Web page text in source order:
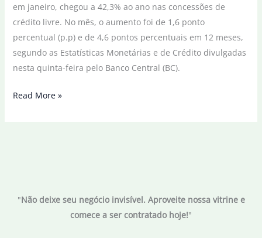
em janeiro, chegou a 42,3% ao ano nas concessões de
crédito livre. No mês, o aumento foi de 1,6 ponto
percentual (p.p) e de 4,6 pontos percentuais em 12 meses,
segundo as Estatísticas Monetárias e de Crédito divulgadas
nesta quinta-feira pelo Banco Central (BC).
Juros
42,3%
Read More »
"Não deixe seu negócio invisível. Aproveite nossa vitrine e
comece a ser contratado hoje!"